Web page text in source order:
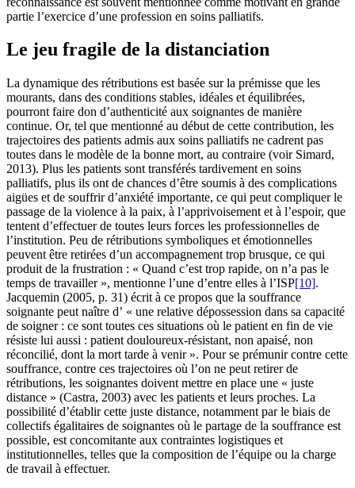
partie l’exercice d’une profession en soins palliatifs.
Le jeu fragile de la distanciation
La dynamique des rétributions est basée sur la prémisse que les
mourants, dans des conditions stables, idéales et équilibrées,
pourront faire don d’authenticité aux soignantes de manière
continue. Or, tel que mentionné au début de cette contribution, les
trajectoires des patients admis aux soins palliatifs ne cadrent pas
toutes dans le modèle de la bonne mort, au contraire (voir Simard,
2013). Plus les patients sont transférés tardivement en soins
palliatifs, plus ils ont de chances d’être soumis à des complications
aigües et de souffrir d’anxiété importante, ce qui peut compliquer le
passage de la violence à la paix, à l’apprivoisement et à l’espoir, que
tentent d’effectuer de toutes leurs forces les professionnelles de
l’institution. Peu de rétributions symboliques et émotionnelles
peuvent être retirées d’un accompagnement trop brusque, ce qui
produit de la frustration : « Quand c’est trop rapide, on n’a pas le
temps de travailler », mentionne l’une d’entre elles à l’ISP[10].
Jacquemin (2005, p. 31) écrit à ce propos que la souffrance
soignante peut naître d’ « une relative dépossession dans sa capacité
de soigner : ce sont toutes ces situations où le patient en fin de vie
résiste lui aussi : patient douloureux-résistant, non apaisé, non
réconcilié, dont la mort tarde à venir ». Pour se prémunir contre cette
souffrance, contre ces trajectoires où l’on ne peut retirer de
rétributions, les soignantes doivent mettre en place une « juste
distance » (Castra, 2003) avec les patients et leurs proches. La
possibilité d’établir cette juste distance, notamment par le biais de
collectifs égalitaires de soignantes où le partage de la souffrance est
possible, est concomitante aux contraintes logistiques et
institutionnelles, telles que la composition de l’équipe ou la charge
de travail à effectuer.